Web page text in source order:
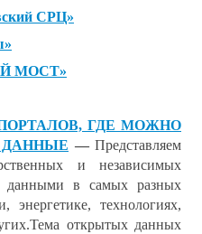
СРЦ»
МОСТ»
ГДЕ МОЖНО
— Представляем
и независимых
данными в самых разных
энергетике, технологиях,
Тема открытых данных